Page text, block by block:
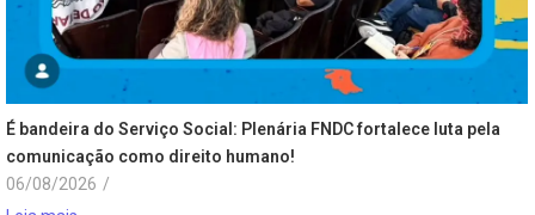
É bandeira do Serviço Social: Plenária FNDC fortalece luta pela
comunicação como direito humano!
06/08/2026 /